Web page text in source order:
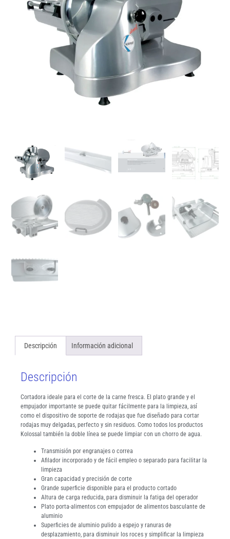
Descripción Información adicional
Descripción
Cortadora ideale para el corte de la carne fresca. El plato grande y el
empujador importante se puede quitar fácilmente para la limpieza, así
como el dispositivo de soporte de rodajas que fue diseñado para cortar
rodajas muy delgadas, perfecto y sin residuos. Como todos los productos
Kolossal también la doble línea se puede limpiar con un chorro de agua.
Transmisión por engranajes o correa
Afilador incorporado y de fácil empleo o separado para facilitar la
limpieza
Gran capacidad y precisión de corte
Grande superficie disponible para el producto cortado
Altura de carga reducida, para disminuir la fatiga del operador
Plato porta-alimentos con empujador de alimentos basculante de
aluminio
Superficies de aluminio pulido a espejo y ranuras de
desplazamiento, para disminuir los roces y simplificar la limpieza